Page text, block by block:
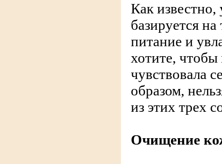
Как известно,
базируется
питание и
хотите,
чувствовала
образом,
из этих трех
Очищение